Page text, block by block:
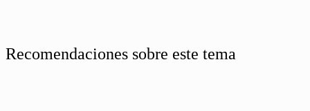
Recomendaciones sobre este tema